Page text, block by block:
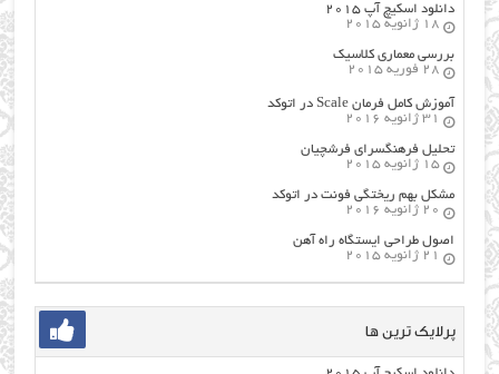
دانلود اسکیچ آپ ۲۰۱۵
18 ژانویه 2015
بررسی معماری کلاسیک
28 فوریه 2015
آموزش کامل فرمان Scale در اتوکد
31 ژانویه 2016
تحلیل فرهنگسرای فرشچیان
15 ژانویه 2015
مشکل بهم ریختگی فونت در اتوکد
20 ژانویه 2016
اصول طراحي ایستگاه راه آهن
21 ژانویه 2015
پرلایک ترین ها